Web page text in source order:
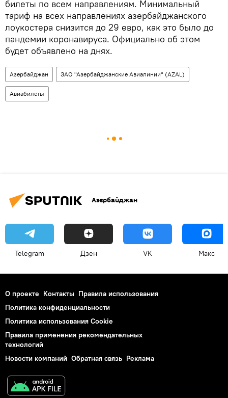
билеты по всем направлениям. Минимальный
тариф на всех направлениях азербайджанского
лоукостера снизится до 29 евро, как это было до
пандемии коронавируса. Официально об этом
будет объявлено на днях.
Азербайджан ЗАО "Азербайджанские Авиалинии" (AZAL)
Авиабилеты
Азербайджан
Telegram Дзен VK Макс
О проекте Контакты Правила использования
Политика конфиденциальности
Политика использования Cookie
Правила применения рекомендательных
технологий
Новости компаний Обратная связь Реклама